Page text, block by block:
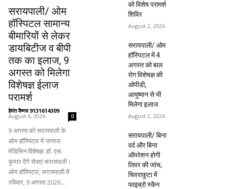
सरायपाली/ ओम
हॉस्पिटल सामान्य
बीमारियों से लेकर
डायबिटीज व बीपी
तक का इलाज, 9
अगस्त को मिलेगा
विशेषज्ञ ईलाज
परामर्श
हेमंत वैष्णव 9131614309 -
August 6, 2026 0
9 अगस्त को सरायपाली के
ओम हॉस्पिटल में जनरल
मेडिसिन विशेषज्ञ डॉ. एस.
कुमार देंगे सेवाएं सरायपाली।
ओम हॉस्पिटल, सरायपाली में
रविवार, 9 अगस्त 2026...
को विशेष परामर्श
शिविर
August 2, 2026
सरायपाली/ ओम
हॉस्पिटल में 4
अगस्त को बाल
रोग विशेषज्ञ की
ओपीडी,
आयुष्मान से भी
मिलेगा इलाज
August 2, 2026
सरायपाली/ बिना
दर्द और बिना
ऑपरेशन होगी
लिवर की जांच,
चिवराकुटा में
फाइब्रो स्कैन